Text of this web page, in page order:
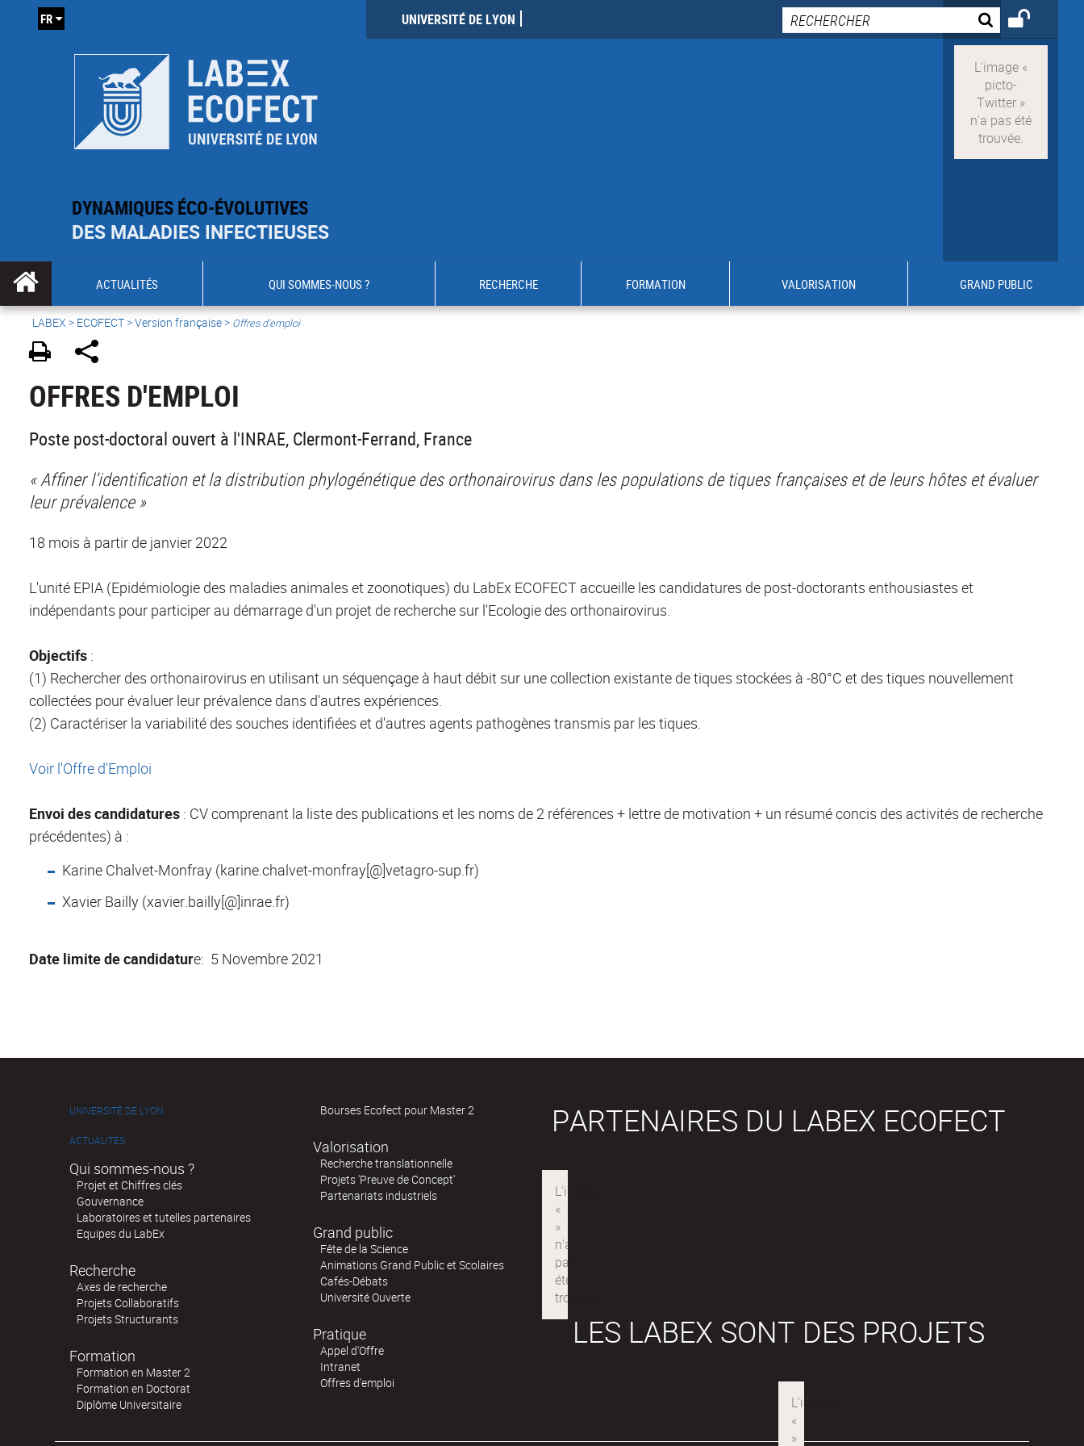
DYNAMIQUES ÉCO-ÉVOLUTIVES
DES MALADIES INFECTIEUSES
UNIVERSITÉ DE LYON
FR
ACTUALITÉS QUI SOMMES-NOUS ? RECHERCHE FORMATION VALORISATION GRAND PUBLIC
LABEX > ECOFECT>Version française> Offres d'emploi
OFFRES D'EMPLOI
Poste post-doctoral ouvert à l'INRAE, Clermont-Ferrand, France
« Affiner l'identification et la distribution phylogénétique des orthonairovirus dans les populations de tiques françaises et de leurs hôtes et évaluer
leur prévalence »
18 mois à partir de janvier 2022
L'unité EPIA (Epidémiologie des maladies animales et zoonotiques) du LabEx ECOFECT accueille les candidatures de post-doctorants enthousiastes et
indépendants pour participer au démarrage d'un projet de recherche sur l'Ecologie des orthonairovirus.
Objectifs :
(1) Rechercher des orthonairovirus en utilisant un séquençage à haut débit sur une collection existante de tiques stockées à -80°C et des tiques nouvellement
collectées pour évaluer leur prévalence dans d'autres expériences.
(2) Caractériser la variabilité des souches identifiées et d'autres agents pathogènes transmis par les tiques.
Voir l'Offre d'Emploi
Envoi des candidatures : CV comprenant la liste des publications et les noms de 2 références + lettre de motivation + un résumé concis des activités de recherche
précédentes) à :
Karine Chalvet-Monfray (karine.chalvet-monfray[@]vetagro-sup.fr)
Xavier Bailly (xavier.bailly[@]inrae.fr)
Date limite de candidature: 5 Novembre 2021
UNIVERSITÉ DE LYON
ACTUALITÉS
Qui sommes-nous ?
Projet et Chiffres clés
Gouvernance
Laboratoires et tutelles partenaires
Equipes du LabEx
Recherche
Axes de recherche
Projets Collaboratifs
Projets Structurants
Formation
Formation en Master 2
Formation en Doctorat
Diplôme Universitaire
Bourses Ecofect pour Master 2
Valorisation
Recherche translationnelle
Projets 'Preuve de Concept'
Partenariats industriels
Grand public
Fête de la Science
Animations Grand Public et Scolaires
Cafés-Débats
Université Ouverte
Pratique
Appel d'Offre
Intranet
Offres d'emploi
PARTENAIRES DU LABEX ECOFECT
LES LABEX SONT DES PROJETS